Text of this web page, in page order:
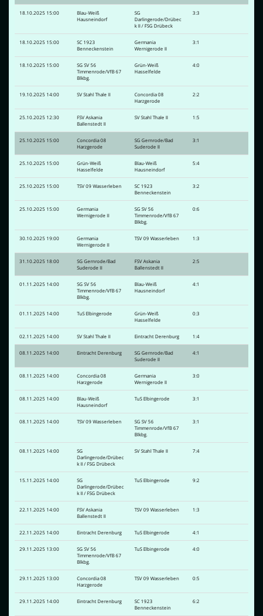
18.10.2025 15:00
Blau-Weiß
Hausneindorf
SG
Darlingerode/Drübec
k II / FSG Drübeck
3:3
18.10.2025 15:00
SC 1923
Benneckenstein
Germania
Wernigerode II
3:1
18.10.2025 15:00
SG SV 56
Timmenrode/VfB 67
Blkbg.
Grün-Weiß
Hasselfelde
4:0
19.10.2025 14:00 SV Stahl Thale II
Concordia 08
Harzgerode
2:2
25.10.2025 12:30
FSV Askania
Ballenstedt II
SV Stahl Thale II 1:5
25.10.2025 15:00
Concordia 08
Harzgerode
SG Gernrode/Bad
Suderode II
3:1
25.10.2025 15:00
Grün-Weiß
Hasselfelde
Blau-Weiß
Hausneindorf
5:4
25.10.2025 15:00 TSV 09 Wasserleben
SC 1923
Benneckenstein
3:2
25.10.2025 15:00
Germania
Wernigerode II
SG SV 56
Timmenrode/VfB 67
Blkbg.
0:6
30.10.2025 19:00
Germania
Wernigerode II
TSV 09 Wasserleben 1:3
31.10.2025 18:00
SG Gernrode/Bad
Suderode II
FSV Askania
Ballenstedt II
2:5
01.11.2025 14:00
SG SV 56
Timmenrode/VfB 67
Blkbg.
Blau-Weiß
Hausneindorf
4:1
01.11.2025 14:00 TuS Elbingerode
Grün-Weiß
Hasselfelde
0:3
02.11.2025 14:00 SV Stahl Thale II Eintracht Derenburg 1:4
08.11.2025 14:00 Eintracht Derenburg
SG Gernrode/Bad
Suderode II
4:1
08.11.2025 14:00
Concordia 08
Harzgerode
Germania
Wernigerode II
3:0
08.11.2025 14:00
Blau-Weiß
Hausneindorf
TuS Elbingerode 3:1
08.11.2025 14:00 TSV 09 Wasserleben
SG SV 56
Timmenrode/VfB 67
Blkbg.
3:1
08.11.2025 14:00
SG
Darlingerode/Drübec
k II / FSG Drübeck
SV Stahl Thale II 7:4
15.11.2025 14:00
SG
Darlingerode/Drübec
k II / FSG Drübeck
TuS Elbingerode 9:2
22.11.2025 14:00
FSV Askania
Ballenstedt II
TSV 09 Wasserleben 1:3
22.11.2025 14:00 Eintracht Derenburg TuS Elbingerode 4:1
29.11.2025 13:00
SG SV 56
Timmenrode/VfB 67
Blkbg.
TuS Elbingerode 4:0
29.11.2025 13:00
Concordia 08
Harzgerode
TSV 09 Wasserleben 0:5
29.11.2025 14:00 Eintracht Derenburg
SC 1923
Benneckenstein
6:2